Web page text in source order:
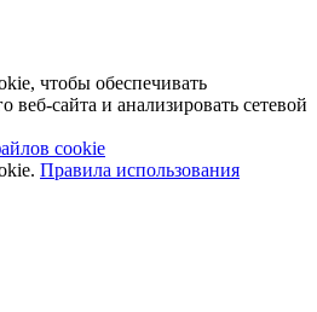
чтобы обеспечивать
веб-сайта и анализировать сетевой
cookie
Правила использования